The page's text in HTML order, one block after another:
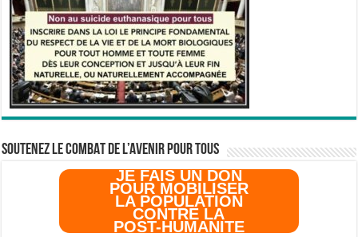
SOUTENEZ LE COMBAT DE L’AVenir pour Tous
JE FAIS UN DON
POUR MOBILISER
LA POPULATION
CONTRE LA
POST-HUMANITE